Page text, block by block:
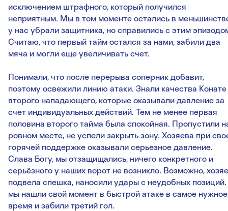
исключением штрафного, который получился
неприятным. Мы в том моменте остались в
у нас убрали защитника, но справились с этим
Считаю, что первый тайм остался за нами, забили два
мяча и могли еще увеличивать счет.
Понимали, что после перерыва соперник добавит,
поэтому освежили линию атаки. Знали качества Конате
второго нападающего, которые оказывали давление за
счет индивидуальных действий. Тем не менее первая
половина второго тайма была спокойная. Пропустили
ровном месте, не успели закрыть зону. Хозяева при
горячей поддержке оказывали серьезное давление.
Слава Богу, мы отзащищались, ничего конкретного и
серьёзного у наших ворот не возникло. Возможно,
подвела спешка, наносили удары с неудобных
мы нашли свой момент в быстрой атаке в самое нужное
время и забили третий гол.